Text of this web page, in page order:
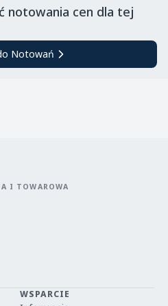
notowania cen dla tej
Notowań
I TOWAROWA
WSPARCIE